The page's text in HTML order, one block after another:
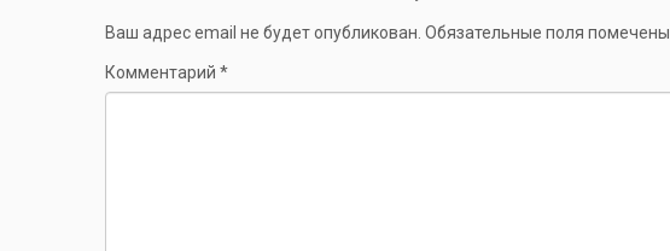
Ваш адрес email не будет опубликован. Обязательные поля помечены
Комментарий *